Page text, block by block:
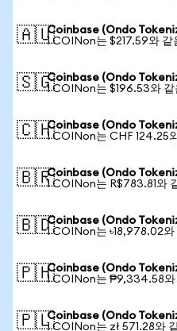
🇦🇺Coinbase (Ondo
1 COINon는 $217.59와 같
🇸🇬Coinbase (Ondo
1 COINon는 $196.53와 같
🇨🇭Coinbase (Ondo
1 COINon는 CHF 124.25
🇧🇷Coinbase (Ondo
1 COINon는 R$783.81와
🇧🇩Coinbase (Ondo
1 COINon는 ৳18,978.02와
🇵🇭Coinbase (Ondo
1 COINon는 ₱9,334.58와
🇵🇱Coinbase (Ondo
1 COINon는 zł 571.28와